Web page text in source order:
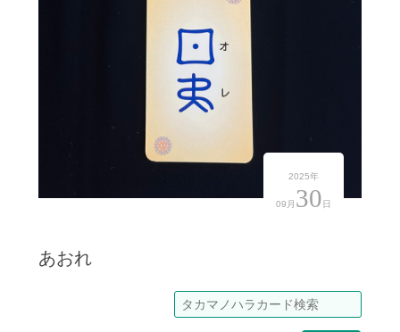
2025年
09月 30 日
あおれ